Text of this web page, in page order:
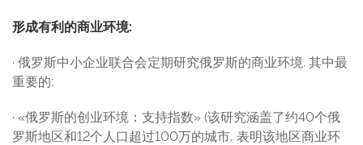
形成有利的商业环境:
· 俄罗斯中小企业联合会定期研究俄罗斯的商业环境. 其中最
重要的:
· «俄罗斯的创业环境：支持指数» (该研究涵盖了约40个俄
罗斯地区和12个人口超过100万的城市, 表明该地区商业环